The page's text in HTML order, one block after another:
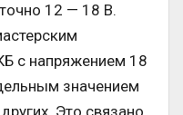
12 — 18 В.
с напряжением 18
значением